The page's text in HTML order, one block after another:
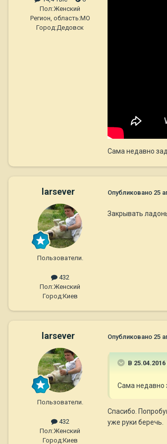
Пол:Женский
Регион, область:МО
Город:Дедовск
Сама недавно
larsever
Пользователи.
432
Пол:Женский
Город:Киев
Опубликовано 25
Закрывать
larsever
Пользователи.
432
Пол:Женский
Город:Киев
Опубликовано 25
В 25.04.2016
Сама недавно
Спасибо.
уже руки беречь.